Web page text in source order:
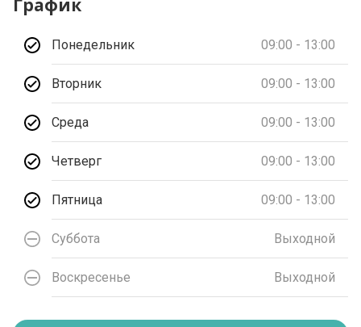
График
Понедельник 09:00 - 13:00
Вторник 09:00 - 13:00
Среда 09:00 - 13:00
Четверг 09:00 - 13:00
Пятница 09:00 - 13:00
Суббота Выходной
Воскресенье Выходной